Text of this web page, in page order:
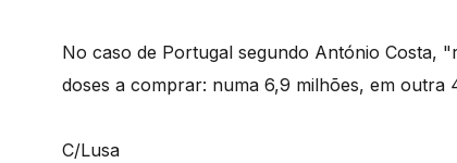
No caso de Portugal segundo António Costa,
doses a comprar: numa 6,9 milhões, em outra
C/Lusa